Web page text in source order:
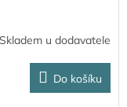
Skladem u dodavatele
Do košíku